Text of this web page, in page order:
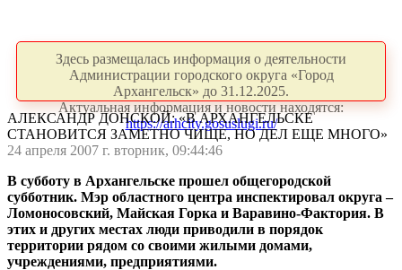
Здесь размещалась информация о деятельности
Администрации городского округа «Город
Архангельск» до 31.12.2025.
Актуальная информация и новости находятся:
https://arhcity.gosuslugi.ru/
АЛЕКСАНДР ДОНСКОЙ: «В АРХАНГЕЛЬСКЕ
СТАНОВИТСЯ ЗАМЕТНО ЧИЩЕ, НО ДЕЛ ЕЩЕ МНОГО»
24 апреля 2007 г. вторник, 09:44:46
В субботу в Архангельске прошел общегородской
субботник. Мэр областного центра инспектировал округа –
Ломоносовский, Майская Горка и Варавино-Фактория. В
этих и других местах люди приводили в порядок
территории рядом со своими жилыми домами,
учреждениями, предприятиями.